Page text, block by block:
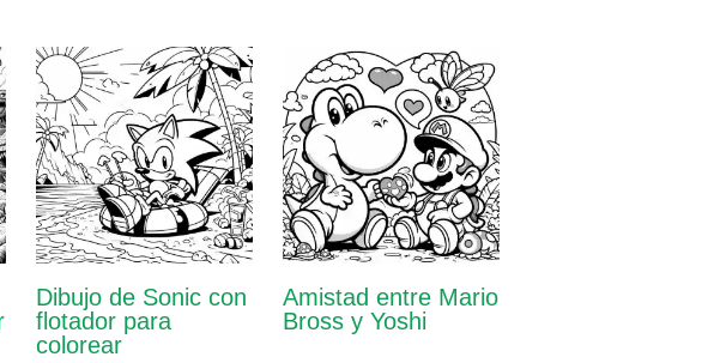
Dibujo de Sonic con
flotador para
colorear
Amistad entre Mario
Bross y Yoshi